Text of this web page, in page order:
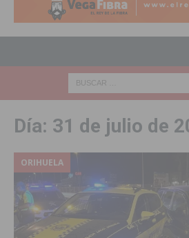
Día: 31 de julio de
ORIHUELA